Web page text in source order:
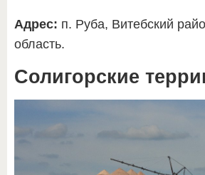
Адрес: п. Руба, Витебский
область.
Солигорские